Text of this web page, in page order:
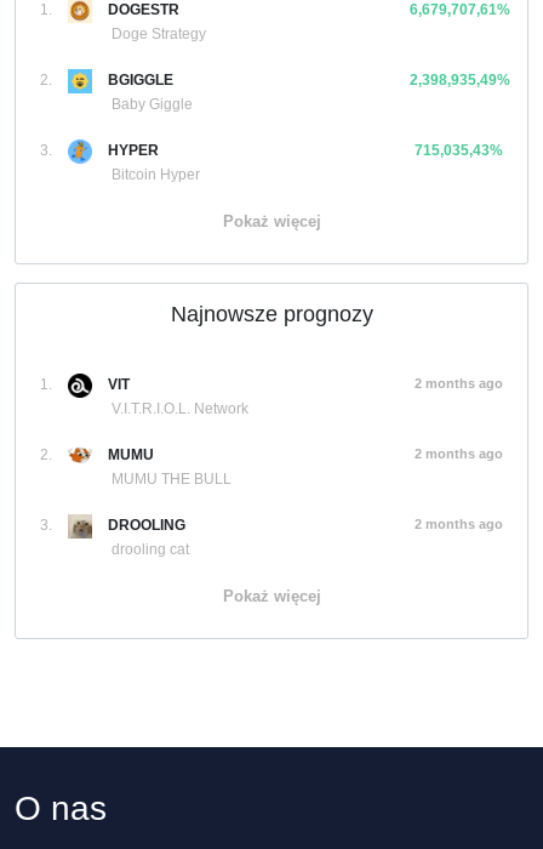
1.
DOGESTR
Doge Strategy
6,679,707,61%
2.
BGIGGLE
Baby Giggle
2,398,935,49%
3.
HYPER
Bitcoin Hyper
715,035,43%
Pokaż więcej
Najnowsze prognozy
1.
VIT
V.I.T.R.I.O.L. Network
2 months ago
2.
MUMU
MUMU THE BULL
2 months ago
3.
DROOLING
drooling cat
2 months ago
Pokaż więcej
O nas